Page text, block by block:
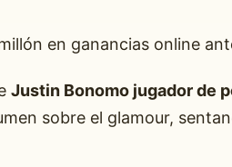
en ganancias online
Justin Bonomo jugador de
sobre el glamour,